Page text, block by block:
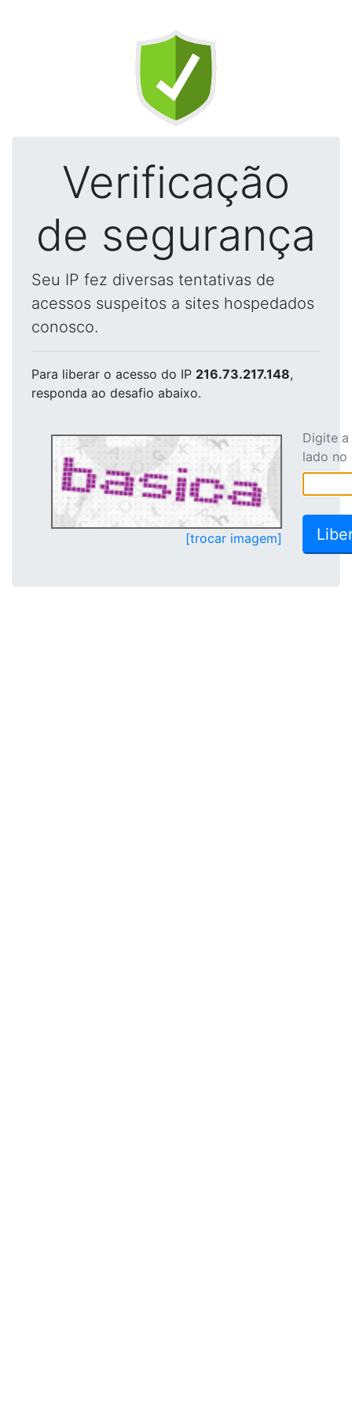
Verificação
de segurança
Seu IP fez diversas tentativas de
acessos suspeitos a sites hospedados
conosco.
Para liberar o acesso do IP 216.73.217.148,
responda ao desafio abaixo.
[trocar imagem]
Digite
lado no